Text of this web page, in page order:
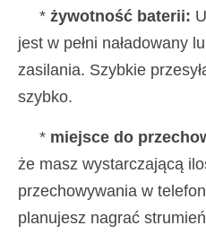
* żywotność baterii:
jest w pełni naładowany
zasilania. Szybkie
szybko.
* miejsce do
że masz wystarczającą
przechowywania w
planujesz nagrać